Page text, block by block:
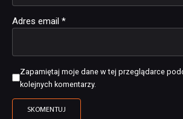
Adres email *
Zapamiętaj moje dane w tej przeglądarce
kolejnych komentarzy.